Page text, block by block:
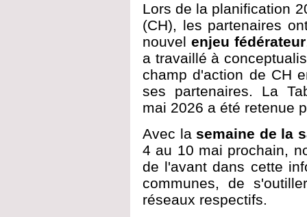
Lors de la planification
(CH), les partenaires
nouvel enjeu fédérateur
a travaillé à
champ d'action de CH
ses partenaires. La
mai 2026 a été retenue
Avec la semaine de la
4 au 10 mai prochain,
de l'avant dans cette
communes, de
réseaux respectifs.